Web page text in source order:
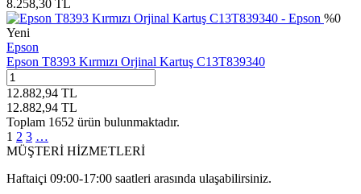
8.258,30 TL
%0
Yeni
Epson
Epson T8393 Kırmızı Orjinal Kartuş C13T839340
12.882,94 TL
12.882,94 TL
Toplam 1652 ürün bulunmaktadır.
1 2 3 …
MÜŞTERİ HİZMETLERİ
Haftaiçi 09:00-17:00 saatleri arasında ulaşabilirsiniz.